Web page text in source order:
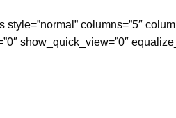
style=”normal” columns=”5″
show_quick_view=”0″